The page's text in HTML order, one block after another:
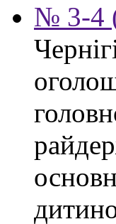
№ 3-4